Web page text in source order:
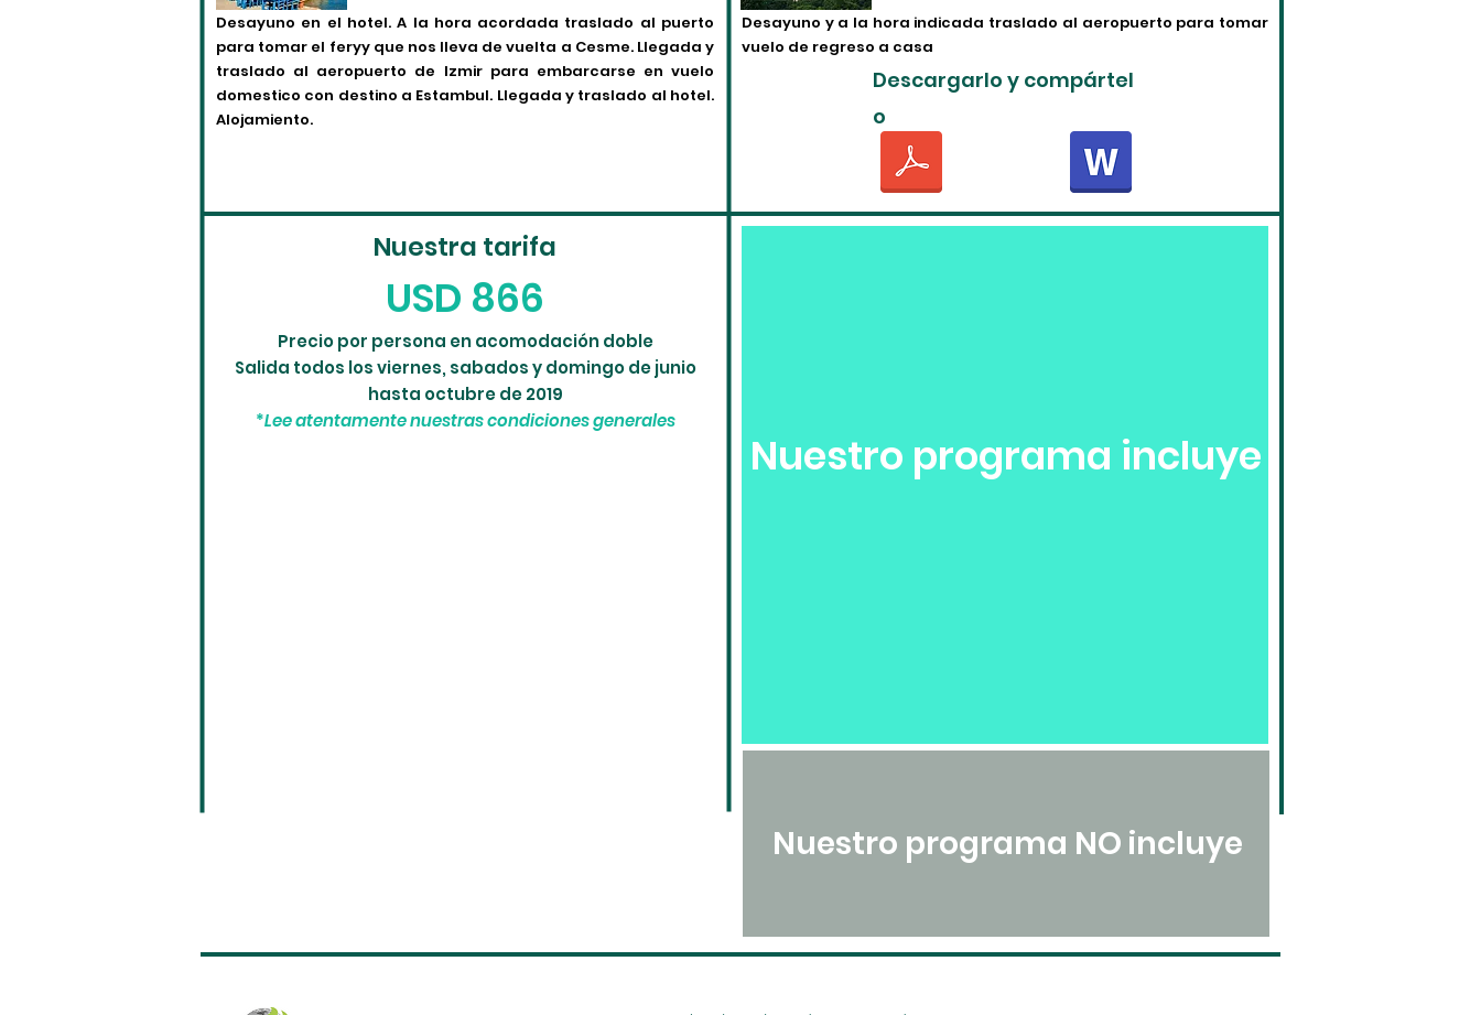
Desayuno en el hotel. A la hora acordada traslado al puerto
para tomar el feryy que nos lleva de vuelta a Cesme. Llegada y
traslado al aeropuerto de Izmir para embarcarse en vuelo
domestico con destino a Estambul. Llegada y traslado al hotel.
Alojamiento.
Desayuno y a la hora indicada traslado al aeropuerto para tomar
vuelo de regreso a casa
Descargarlo y compártel
o
Nuestra tarifa
USD 866
Precio por persona en acomodación doble
Salida todos los viernes, sabados y domingo de junio
hasta octubre de 2019
*Lee atentamente nuestras condiciones generales
Nuestro programa incluye
Nuestro programa NO incluye